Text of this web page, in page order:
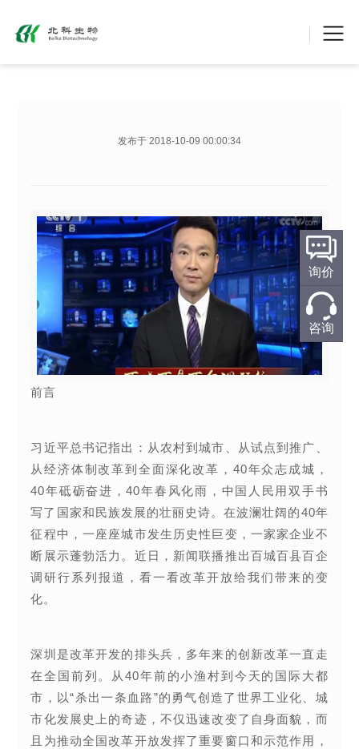
【央视新闻联播】庆祝改革开放40年｜深圳
发布于 2018-10-09 00:00:34
前言
习近平总书记指出：从农村到城市、从试点到推广、
从经济体制改革到全面深化改革，40年众志成城，
40年砥砺奋进，40年春风化雨，中国人民用双手书
写了国家和民族发展的壮丽史诗。在波澜壮阔的40年
征程中，一座座城市发生历史性巨变，一家家企业不
断展示蓬勃活力。近日，新闻联播推出百城百县百企
调研行系列报道，看一看改革开放给我们带来的变
化。
深圳是改革开发的排头兵，多年来的创新改革一直走
在全国前列。从40年前的小渔村到今天的国际大都
市，以“杀出一条血路”的勇气创造了世界工业化、城
市化发展史上的奇迹，不仅迅速改变了自身面貌，而
且为推动全国改革开放发挥了重要窗口和示范作用，
询价
咨询